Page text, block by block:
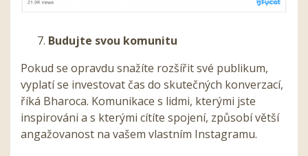
Budujte svou komunitu
Pokud se opravdu snažíte rozšířit své publikum,
vyplatí se investovat čas do skutečných konverzací,
říká Bharoca. Komunikace s lidmi, kterými jste
inspirováni a s kterými cítíte spojení, způsobí větší
angažovanost na vašem vlastním Instagramu.